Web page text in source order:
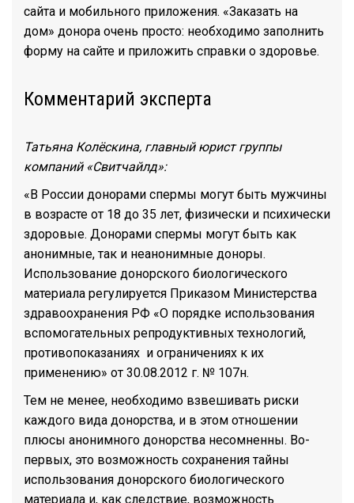
сайта и мобильного приложения. «Заказать на
дом» донора очень просто: необходимо заполнить
форму на сайте и приложить справки о здоровье.
Комментарий эксперта
Татьяна Колёскина, главный юрист группы
компаний «Свитчайлд»:
«В России донорами спермы могут быть мужчины
в возрасте от 18 до 35 лет, физически и психически
здоровые. Донорами спермы могут быть как
анонимные, так и неанонимные доноры.
Использование донорского биологического
материала регулируется Приказом Министерства
здравоохранения РФ «О порядке использования
вспомогательных репродуктивных технологий,
противопоказаниях и ограничениях к их
применению» от 30.08.2012 г. № 107н.
Тем не менее, необходимо взвешивать риски
каждого вида донорства, и в этом отношении
плюсы анонимного донорства несомненны. Во-
первых, это возможность сохранения тайны
использования донорского биологического
материала и, как следствие, возможность